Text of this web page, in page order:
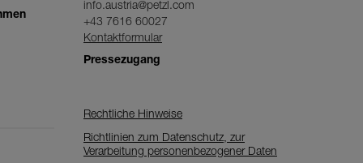
info.austria@petzl.com
+43 7616 60027
Kontaktformular
Pressezugang
Rechtliche Hinweise
Richtlinien zum Datenschutz, zur
Verarbeitung personenbezogener Daten